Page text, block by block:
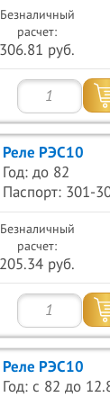
Безналичный
расчет:
306.81 руб.
Реле РЭС10
Год: до 82
Паспорт: 301-
Безналичный
расчет:
205.34 руб.
Реле РЭС10
Год: с 82 до